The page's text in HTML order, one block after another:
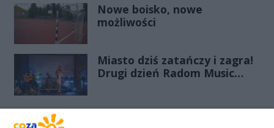
Nowe boisko, nowe
możliwości
Miasto dziś zatańczy i zagra!
Drugi dzień Radom Music